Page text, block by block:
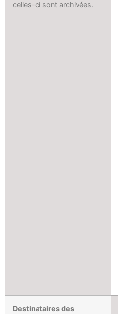
celles-ci sont archivées.
Destinataires des